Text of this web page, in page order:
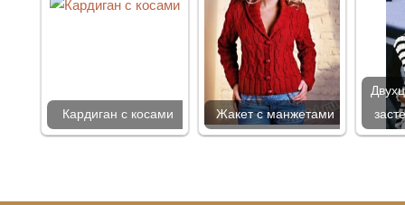
Кардиган с косами Жакет с манжетами